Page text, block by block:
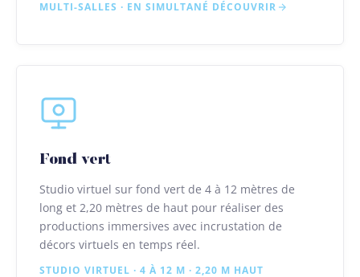
MULTI-SALLES · EN SIMULTANÉ DÉCOUVRIR
Fond vert
Studio virtuel sur fond vert de 4 à 12 mètres de
long et 2,20 mètres de haut pour réaliser des
productions immersives avec incrustation de
décors virtuels en temps réel.
STUDIO VIRTUEL · 4 À 12 M · 2,20 M HAUT